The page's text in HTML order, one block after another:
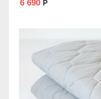
6 690 Р